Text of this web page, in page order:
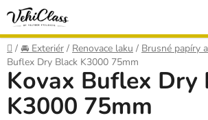
Přejít
obsah
Domů
/ 🚘 Exteriér / Renovace laku / Brusné papíry
Buflex Dry Black K3000 75mm
Kovax Buflex Dry
K3000 75mm